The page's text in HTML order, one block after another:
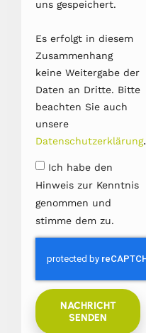
uns gespeichert.
Es erfolgt in diesem
Zusammenhang
keine Weitergabe der
Daten an Dritte. Bitte
beachten Sie auch
unsere
Datenschutzerklärung.
Ich habe den
Hinweis zur Kenntnis
genommen und
stimme dem zu.
NACHRICHT
SENDEN